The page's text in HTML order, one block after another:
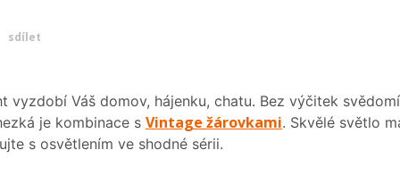
sdílet
vyzdobí Váš domov, hájenku, chatu. Bez výčitek
je kombinace s Vintage žárovkami. Skvělé světlo
s osvětlením ve shodné sérii.